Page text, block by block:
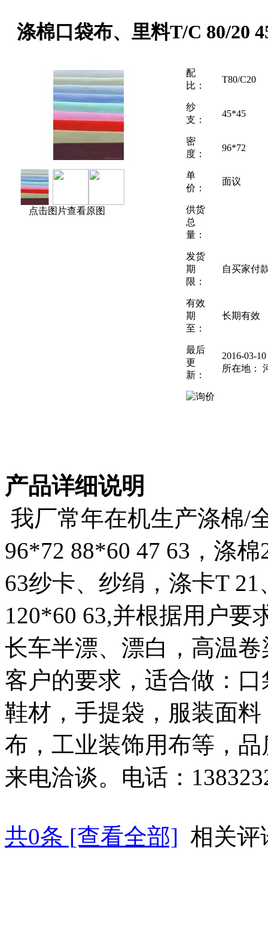
涤棉口袋布、里料T/C 80/20
点击图片查看原图
配
比：
T80/C20
纱
支：
45*45
密
度：
96*72
单
价：
面议
供货
总
量：
发货
期
限：
自买家付
有效
期
至：
长期有效
最后
更
新：
2016-03-
所在地：
产品详细说明
我厂常年在机生产涤棉/
96*72 88*60 47 63，涤
63纱卡、纱绢，涤卡T
120*60 63,并根据用户要
长车半漂、漂白，高温
客户的要求，适合做：
鞋材，手提袋，服装面
布，工业装饰用布等，
来电洽谈。电话：
共0条 [查看全部] 相关评